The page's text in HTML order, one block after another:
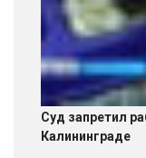
Суд запретил
Калининграде